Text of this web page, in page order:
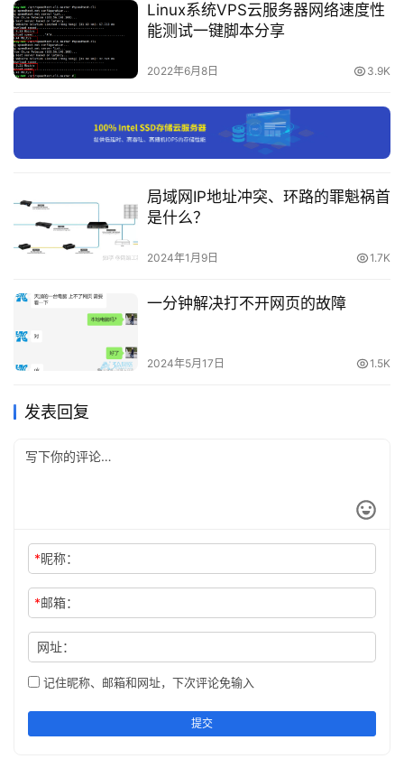
付
费
内
容
-
IPADDR=103.27
110.195
NETMASK=255.255
255.0
GATEWAY=103.27
DNS1=8.8.8.8
DNS2=8.8.4.4
ip address 命令增加修改的网卡配置重启之后就失效
了吗
该修改将在系统重启后失效。要使您的更改永久生效，您需
要将其写入系统配置文件中。
“/etc/network/interfaces” 文件来实现这一点。具体方法
因发行版而异，但大多数教程都会涵盖这个主题。
另外，请注意，如果您使用网络管理器或其他网络配置
手动修改网络设置可能会导致不可预料的问题。
ifconfig修改的网卡配置重启后也会失效吗
是的，同样地，如果您使用 “ifconfig” 命令手动修改了
生效，您需要将其写入系统配置文件中。
在大多数 Linux 发行版中，可以通过修改
“/etc/network/interfaces” 文件来实现这一点。具体方法
因发行版而异，但大多数教程都会涵盖这个主题。
另外，请注意，如果您使用网络管理器或其他网络配置
工具来管理网络设置，则应该使用这些工具进行任何更改。
手动修改网络设置可能会导致不可预料的问题。
Linux系统VPS云服务器网络速度性
能测试一键脚本分享
2022年6月8日 3.9K
局域网IP地址冲突、环路的罪魁祸首
是什么？
2024年1月9日 1.7K
一分钟解决打不开网页的故障
2024年5月17日 1.5K
发表回复
*昵称：
*邮箱：
网址：
记住昵称、邮箱和网址，下次评论免输入
提交